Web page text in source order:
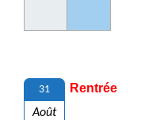
31
Août
Rentrée